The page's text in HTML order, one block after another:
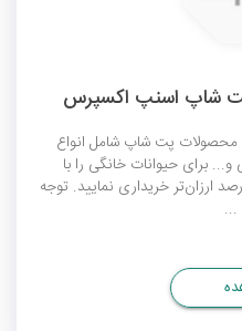
محصولات پت شاپ شامل انواع
برای حیوانات خانگی را با
سقف 25 درصد ارزان‌تر خریداری نمایید. توجه
...